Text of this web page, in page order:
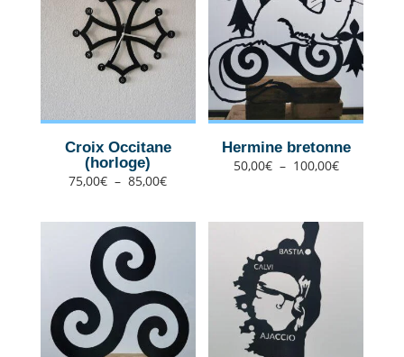
Croix Occitane
(horloge)
75,00€ – 85,00€Plage
de
Hermine bretonne
50,00€ – 100,00€Plage
de